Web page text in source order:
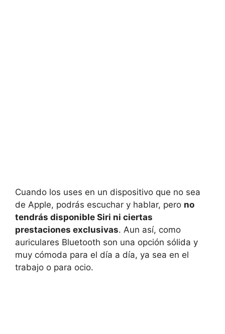
Cuando los uses en un dispositivo que no sea
de Apple, podrás escuchar y hablar, pero no
tendrás disponible Siri ni ciertas
prestaciones exclusivas. Aun así, como
auriculares Bluetooth son una opción sólida y
muy cómoda para el día a día, ya sea en el
trabajo o para ocio.